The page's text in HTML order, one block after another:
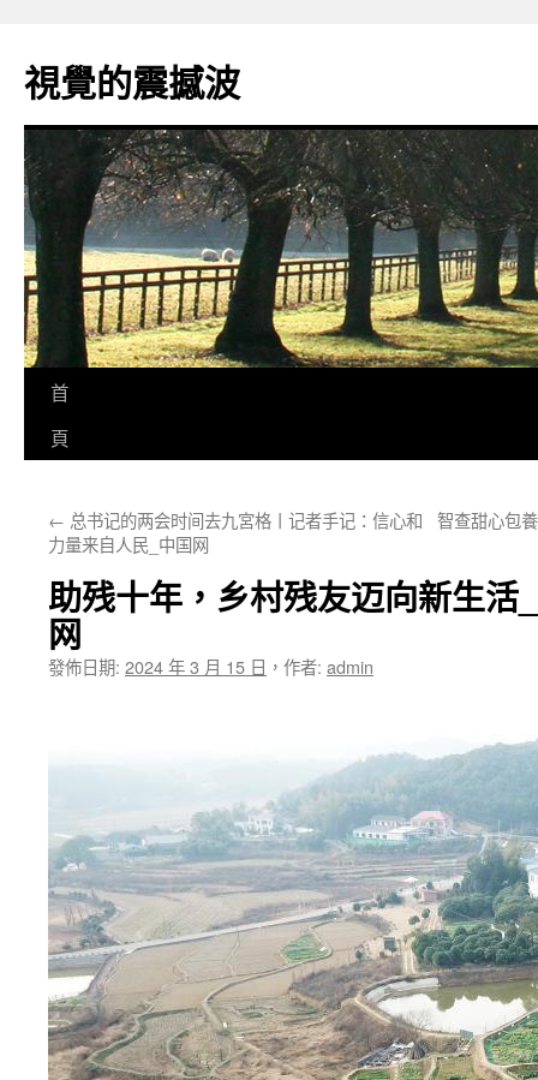
主
要
視覺的震撼波
首
頁
← 总书记的两会时间去九宮格丨记者手记：信心和
力量来自人民_中国网
智查甜心包
助残十年，乡村残友迈向新生活
网
發佈日期: 2024 年 3 月 15 日 ， 作者: admin